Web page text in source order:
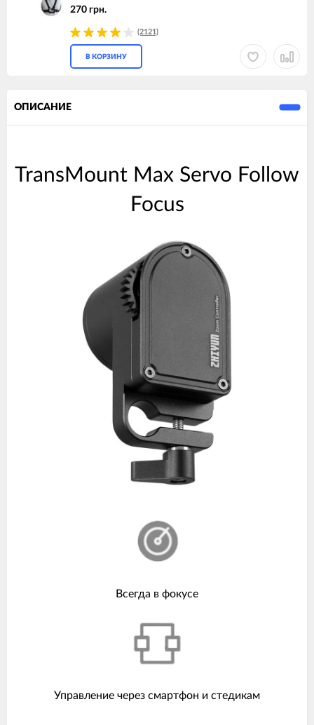
270 грн.
(2121)
В КОРЗИНУ
ОПИСАНИЕ
TransMount Max Servo Follow
Focus
Всегда в фокусе
Управление через смартфон и стедикам